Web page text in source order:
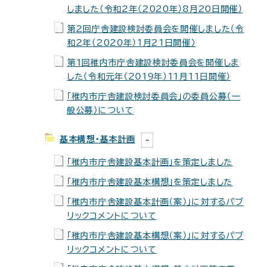
しました（令和2年（2020年）8月20日開催）
第2回庁舎建設検討委員会を開催しました（令
和2年（2020年）1月21日開催〉
第1回稚内市庁舎建設検討委員会を開催しま
した（令和元年（2019年）11月11日開催）
「稚内市庁舎建設検討委員会」の委員公募（一
般公募）について
基本構想・基本計画
「稚内市庁舎建設基本計画」を策定しました
「稚内市庁舎建設基本構想」を策定しました
「稚内市庁舎建設基本計画（案）」に対するパブ
リックコメントについて
「稚内市庁舎建設基本構想（案）」に対するパブ
リックコメントについて